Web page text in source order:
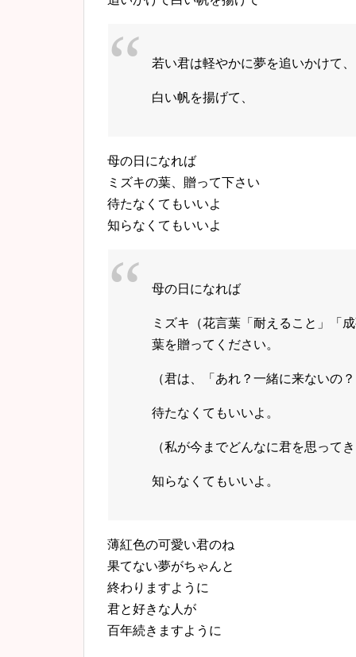
若い君は軽やかに夢を追いかけて、
白い帆を揚げて、
母の日になれば
ミズキの葉、贈って下さい
待たなくてもいいよ
知らなくてもいいよ
母の日になれば
ミズキ（花言葉「耐えること」「
葉を贈ってください。
（君は、「あれ？一緒に来ないの
待たなくてもいいよ。
（私が今までどんなに君を思って
知らなくてもいいよ。
薄紅色の可愛い君のね
果てない夢がちゃんと
終わりますように
君と好きな人が
百年続きますように